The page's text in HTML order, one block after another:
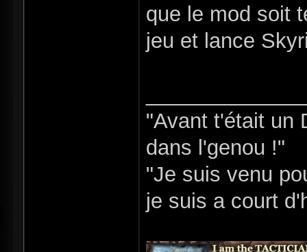
que le mod soit
jeu et lance
"Avant t'était un
dans l'genou !"
"Je suis venu
je suis a court